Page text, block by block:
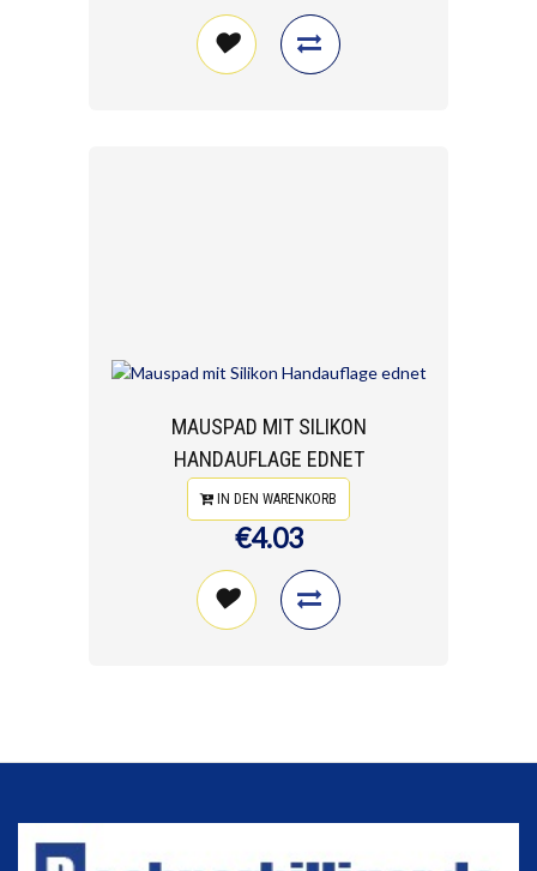
MAUSPAD MIT SILIKON
HANDAUFLAGE EDNET
IN DEN WARENKORB
€4.03